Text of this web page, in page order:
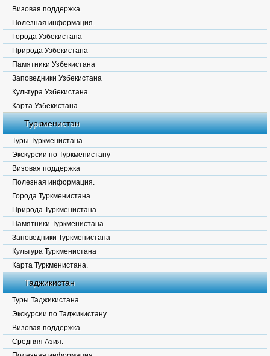
Визовая поддержка
Полезная информация.
Города Узбекистана
Природа Узбекистана
Памятники Узбекистана
Заповедники Узбекистана
Культура Узбекистана
Карта Узбекистана
Туркменистан
Туры Туркменистана
Экскурсии по Туркменистану
Визовая поддержка
Полезная информация.
Города Туркменистана
Природа Туркменистана
Памятники Туркменистана
Заповедники Туркменистана
Культура Туркменистана
Карта Туркменистана.
Таджикистан
Туры Таджикистана
Экскурсии по Таджикистану
Визовая поддержка
Средняя Азия.